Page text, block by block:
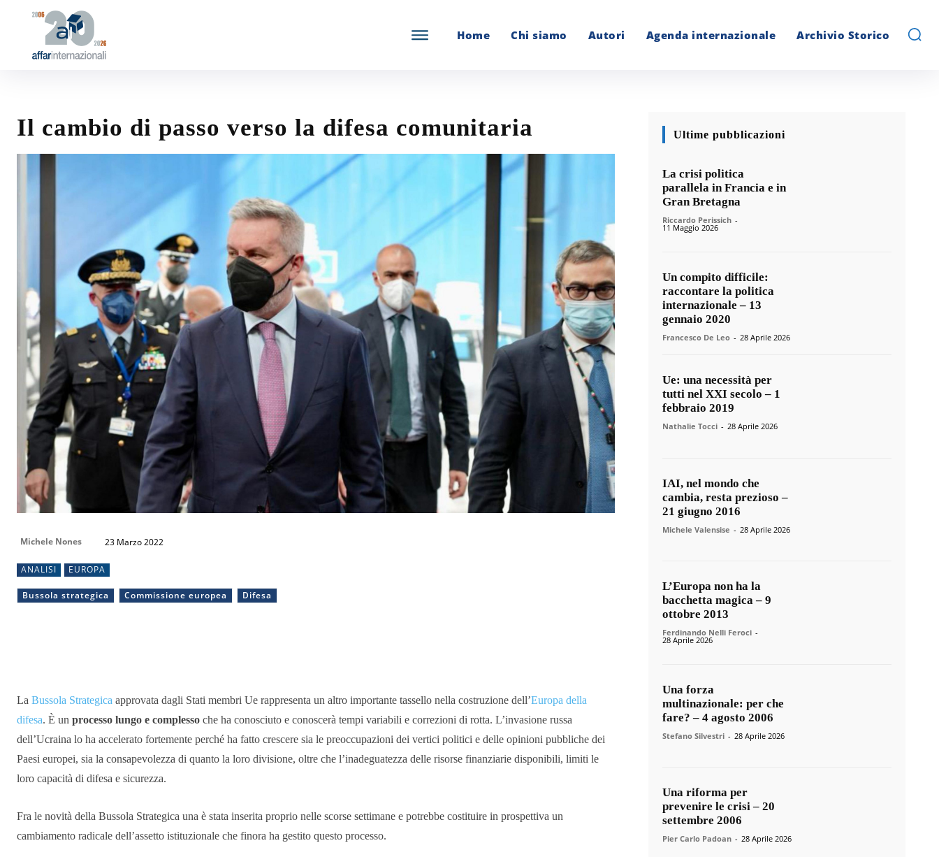
Home Chi siamo Autori Agenda internazionale Archivio Storico
Il cambio di passo verso la difesa comunitaria
Michele Nones 23 Marzo 2022
ANALISI EUROPA
Bussola strategica Commissione europea Difesa
La Bussola Strategica approvata dagli Stati membri Ue rappresenta un altro importante tassello nella costruzione dell’Europa della
difesa. È un processo lungo e complesso che ha conosciuto e conoscerà tempi variabili e correzioni di rotta. L’invasione russa
dell’Ucraina lo ha accelerato fortemente perché ha fatto crescere sia le preoccupazioni dei vertici politici e delle opinioni pubbliche dei
Paesi europei, sia la consapevolezza di quanto la loro divisione, oltre che l’inadeguatezza delle risorse finanziarie disponibili, limiti le
loro capacità di difesa e sicurezza.
Fra le novità della Bussola Strategica una è stata inserita proprio nelle scorse settimane e potrebbe costituire in prospettiva un
cambiamento radicale dell’assetto istituzionale che finora ha gestito questo processo.
Ultime pubblicazioni
La crisi politica
parallela in Francia e in
Gran Bretagna
Riccardo Perissich -
11 Maggio 2026
Un compito difficile:
raccontare la politica
internazionale – 13
gennaio 2020
Francesco De Leo - 28 Aprile 2026
Ue: una necessità per
tutti nel XXI secolo – 1
febbraio 2019
Nathalie Tocci - 28 Aprile 2026
IAI, nel mondo che
cambia, resta prezioso –
21 giugno 2016
Michele Valensise - 28 Aprile 2026
L’Europa non ha la
bacchetta magica – 9
ottobre 2013
Ferdinando Nelli Feroci -
28 Aprile 2026
Una forza
multinazionale: per che
fare? – 4 agosto 2006
Stefano Silvestri - 28 Aprile 2026
Una riforma per
prevenire le crisi – 20
settembre 2006
Pier Carlo Padoan - 28 Aprile 2026